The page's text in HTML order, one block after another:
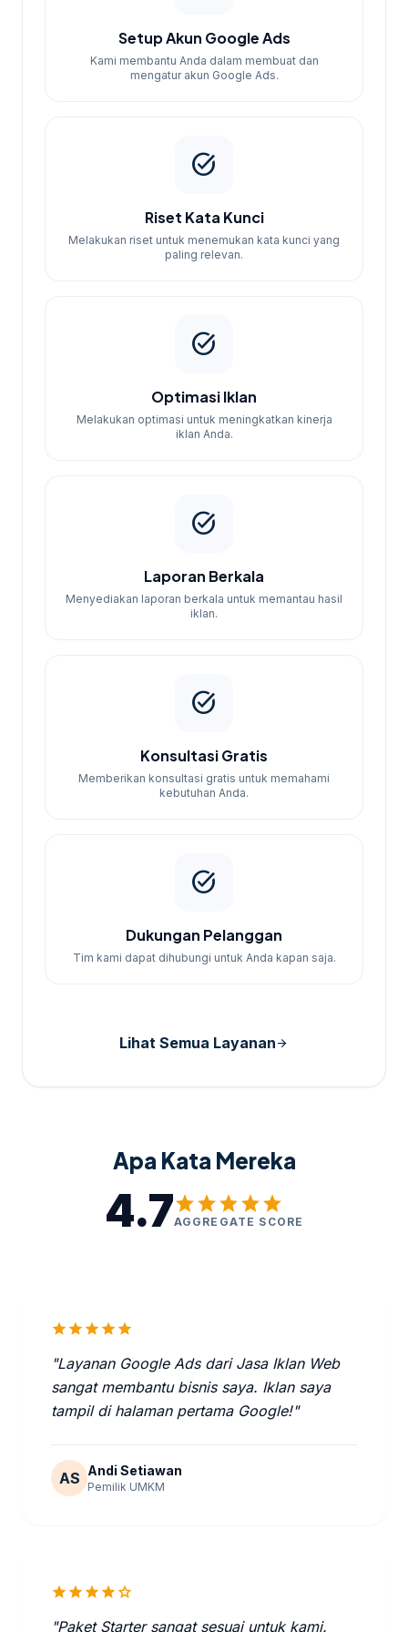
Setup Akun Google Ads
Kami membantu Anda dalam membuat dan
mengatur akun Google Ads.
task_alt
Riset Kata Kunci
Melakukan riset untuk menemukan kata kunci yang
paling relevan.
task_alt
Optimasi Iklan
Melakukan optimasi untuk meningkatkan kinerja
iklan Anda.
task_alt
Laporan Berkala
Menyediakan laporan berkala untuk memantau hasil
iklan.
task_alt
Konsultasi Gratis
Memberikan konsultasi gratis untuk memahami
kebutuhan Anda.
task_alt
Dukungan Pelanggan
Tim kami dapat dihubungi untuk Anda kapan saja.
Lihat Semua Layananarrow_forward
Apa Kata Mereka
4.7starstarstarstarstar
AGGREGATE SCORE
starstarstarstarstar
"Layanan Google Ads dari Jasa Iklan Web
sangat membantu bisnis saya. Iklan saya
tampil di halaman pertama Google!"
AS Andi Setiawan
Pemilik UMKM
starstarstarstarstar
"Paket Starter sangat sesuai untuk kami.